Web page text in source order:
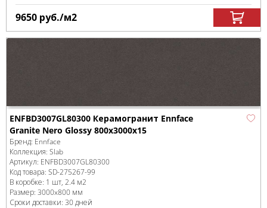
9650 руб./м2
ENFBD3007GL80300 Керамогранит Ennface
Granite Nero Glossy 800х3000х15
Бренд: Ennface
Коллекция: Slab
Артикул: ENFBD3007GL80300
Код товара: SD-275267-99
В коробке: 1 шт, 2.4 м2
Размер: 3000x800 мм
Сроки доставки: 30 дней